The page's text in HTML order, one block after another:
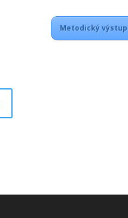
Metodický výstup